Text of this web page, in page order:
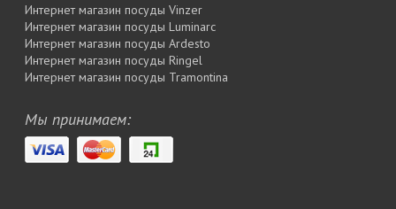
Интернет магазин посуды Vinzer
Интернет магазин посуды Luminarc
Интернет магазин посуды Ardesto
Интернет магазин посуды Rіngel
Интернет магазин посуды Tramontina
Мы принимаем: